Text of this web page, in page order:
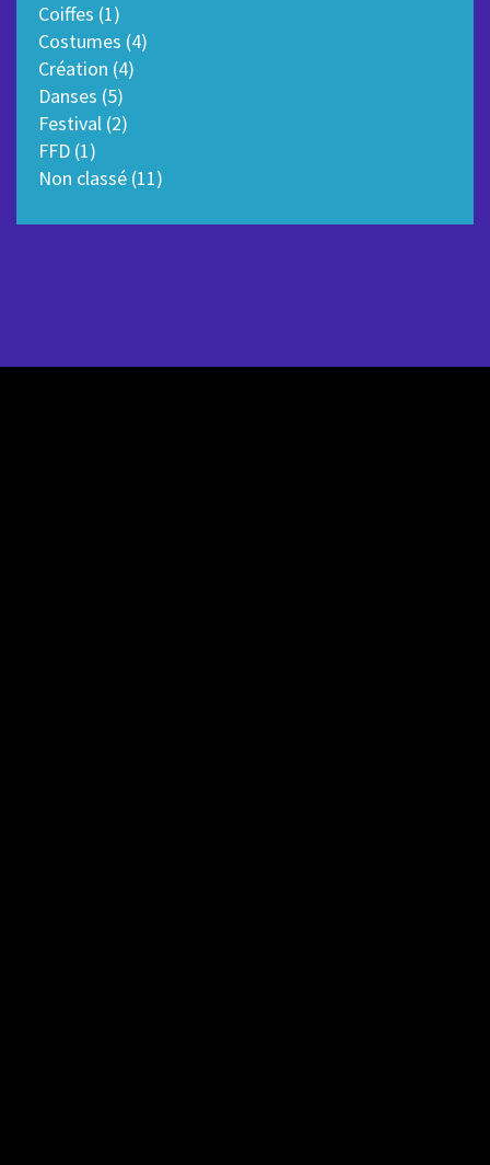
Coiffes (1)
Costumes (4)
Création (4)
Danses (5)
Festival (2)
FFD (1)
Non classé (11)